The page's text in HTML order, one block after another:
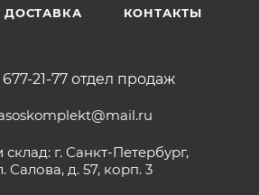
ДОСТАВКА КОНТАКТЫ
677-21-77 отдел продаж
г. Санкт-Петербург,
Салова, д. 57, корп. 3